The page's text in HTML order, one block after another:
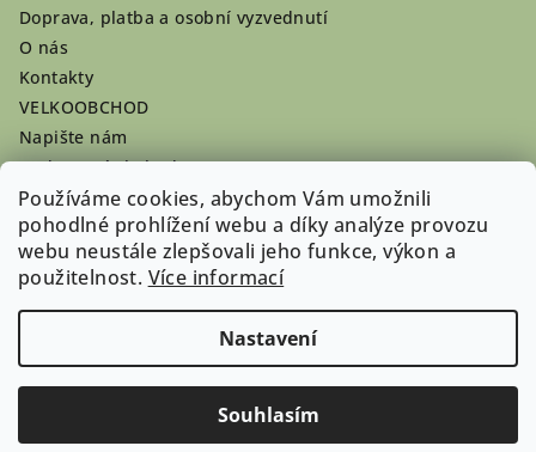
Používáme cookies, abychom Vám umožnili
pohodlné prohlížení webu a díky analýze provozu
webu neustále zlepšovali jeho funkce, výkon a
použitelnost. Více informací
Nastavení
Souhlasím
Doprava, platba a osobní vyzvednutí
O nás
Kontakty
VELKOOBCHOD
Napište nám
Hodnocení obchodu
Registrace se vyplatí!
Pamlsky na míru
Nepřevzaté dobírky
Copyright 2026Doghouse-shop.cz. Všechna práva
vyhrazena.
Vytvořil Shoptet